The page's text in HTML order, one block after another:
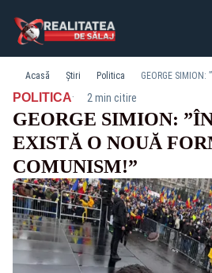
Acasă Știri Politica
POLITICA· 2 min citire
GEORGE SIMION:
EXISTĂ O NOUĂ
COMUNISM!”